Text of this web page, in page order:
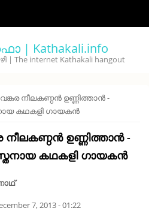
| Kathakali.info
The internet Kathakali hangout
നീലകണ്ഠൻ ഉണ്ണിത്താൻ -
കഥകളി ഗായകൻ
നീലകണ്ഠൻ ഉണ്ണിത്താൻ -
കഥകളി ഗായകൻ
7, 2013 - 01:22